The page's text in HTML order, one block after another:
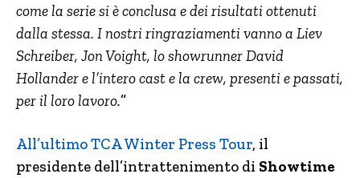
come la serie si è conclusa e dei risultati ottenuti
dalla stessa. I nostri ringraziamenti vanno a Liev
Schreiber, Jon Voight, lo showrunner David
Hollander e l’intero cast e la crew, presenti e passati,
per il loro lavoro.”
All’ultimo TCA Winter Press Tour, il
presidente dell’intrattenimento di Showtime